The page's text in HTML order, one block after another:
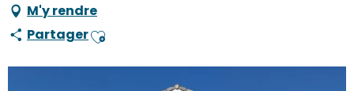
M'y rendre
PartagerAjouter aux favoris